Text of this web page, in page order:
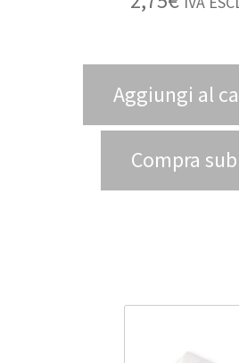
Aggiungi al
Compra